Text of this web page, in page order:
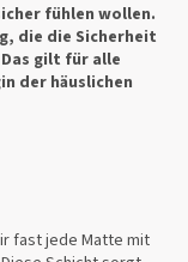
fühlen wollen.
die die Sicherheit
gilt für alle
der häuslichen
fast jede Matte mit